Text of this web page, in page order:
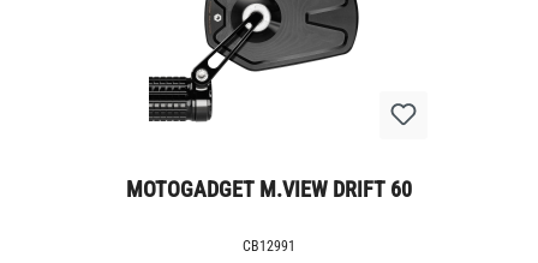
MOTOGADGET M.VIEW DRIFT 60
CB12991